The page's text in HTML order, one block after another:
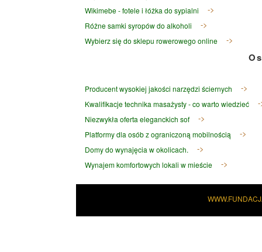
Wikimebe - fotele i łóżka do sypialni
Różne samki syropów do alkoholi
Wybierz się do sklepu rowerowego online
Producent wysokiej jakości narzędzi ściernych
Kwalifikacje technika masażysty - co warto wiedzieć
Niezwykła oferta eleganckich sof
Platformy dla osób z ograniczoną mobilnością
Domy do wynajęcia w okolicach.
Wynajem komfortowych lokali w mieście